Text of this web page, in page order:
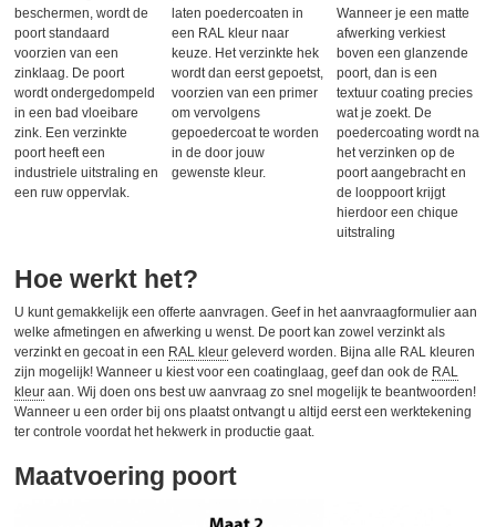
beschermen, wordt de
poort standaard
voorzien van een
zinklaag. De poort
wordt ondergedompeld
in een bad vloeibare
zink. Een verzinkte
poort heeft een
industriele uitstraling en
een ruw oppervlak.
laten poedercoaten in
een RAL kleur naar
keuze. Het verzinkte hek
wordt dan eerst gepoetst,
voorzien van een primer
om vervolgens
gepoedercoat te worden
in de door jouw
gewenste kleur.
Wanneer je een matte
afwerking verkiest
boven een glanzende
poort, dan is een
textuur coating precies
wat je zoekt. De
poedercoating wordt na
het verzinken op de
poort aangebracht en
de looppoort krijgt
hierdoor een chique
uitstraling
Hoe werkt het?
U kunt gemakkelijk een offerte aanvragen. Geef in het aanvraagformulier aan
welke afmetingen en afwerking u wenst. De poort kan zowel verzinkt als
verzinkt en gecoat in een RAL kleur geleverd worden. Bijna alle RAL kleuren
zijn mogelijk! Wanneer u kiest voor een coatinglaag, geef dan ook de RAL
kleur aan. Wij doen ons best uw aanvraag zo snel mogelijk te beantwoorden!
Wanneer u een order bij ons plaatst ontvangt u altijd eerst een werktekening
ter controle voordat het hekwerk in productie gaat.
Maatvoering poort